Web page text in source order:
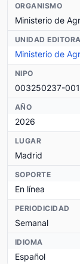
ORGANISMO
Ministerio de
UNIDAD EDITORA
Ministerio de
NIPO
003250237-
AÑO
2026
LUGAR
Madrid
SOPORTE
En línea
PERIODICIDAD
Semanal
IDIOMA
Español